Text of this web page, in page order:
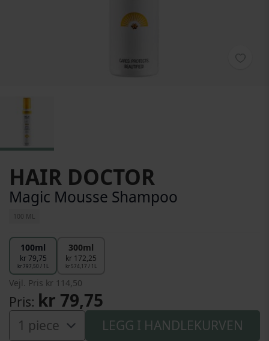
HAIR DOCTOR
Magic Mousse Shampoo
100 ML
100ml
kr 79,75
kr 797,50 / 1L
300ml
kr 172,25
kr 574,17 / 1L
Vejl. Pris kr 114,50
Pris kr 79,75
LEGG I HANDLEKURVEN